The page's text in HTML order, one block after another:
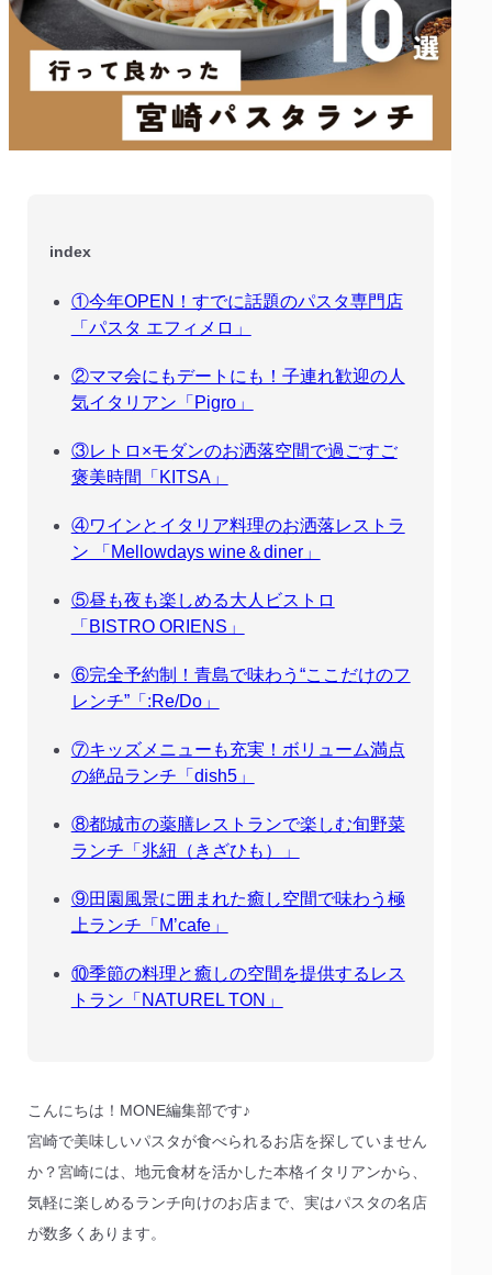
index
①今年OPEN！すでに話題のパスタ専門店
「パスタ エフィメロ」
②ママ会にもデートにも！子連れ歓迎の人
気イタリアン「Pigro」
③レトロ×モダンのお洒落空間で過ごすご
褒美時間「KITSA」
④ワインとイタリア料理のお洒落レストラ
ン 「Mellowdays wine＆diner」
⑤昼も夜も楽しめる大人ビストロ
「BISTRO ORIENS」
⑥完全予約制！青島で味わう“ここだけのフ
レンチ”「:Re/Do」
⑦キッズメニューも充実！ボリューム満点
の絶品ランチ「dish5」
⑧都城市の薬膳レストランで楽しむ旬野菜
ランチ「兆紐（きざひも）」
⑨田園風景に囲まれた癒し空間で味わう極
上ランチ「M’cafe」
⑩季節の料理と癒しの空間を提供するレス
トラン「NATUREL TON」
こんにちは！MONE編集部です♪
宮崎で美味しいパスタが食べられるお店を探していません
か？宮崎には、地元食材を活かした本格イタリアンから、
気軽に楽しめるランチ向けのお店まで、実はパスタの名店
が数多くあります。